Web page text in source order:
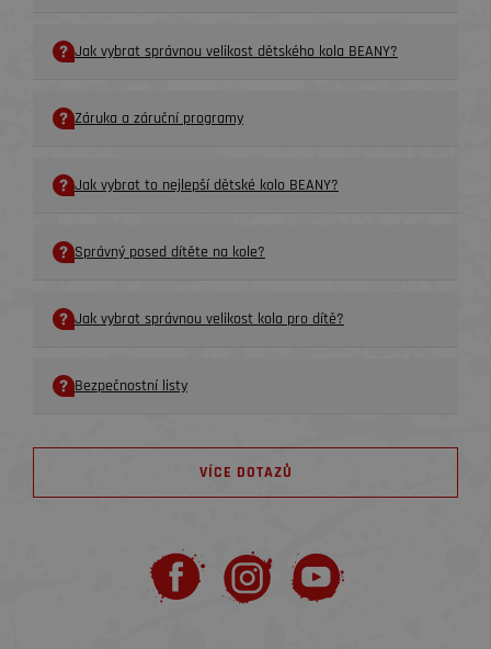
Jak vybrat správnou velikost dětského kola BEANY?
Záruka a záruční programy
Jak vybrat to nejlepší dětské kolo BEANY?
Správný posed dítěte na kole?
Jak vybrat správnou velikost kola pro dítě?
Bezpečnostní listy
VÍCE DOTAZŮ